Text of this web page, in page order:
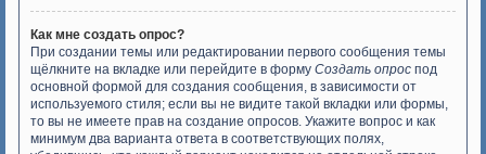
Как мне создать опрос?
При создании темы или редактировании первого сообщения темы
щёлкните на вкладке или перейдите в форму Создать опрос под
основной формой для создания сообщения, в зависимости от
используемого стиля; если вы не видите такой вкладки или формы,
то вы не имеете прав на создание опросов. Укажите вопрос и как
минимум два варианта ответа в соответствующих полях,